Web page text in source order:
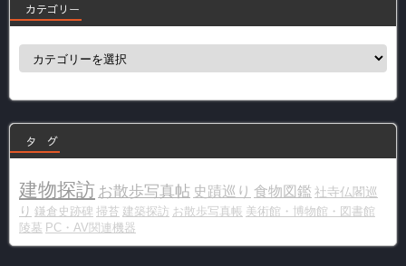
カテゴリー
カ
ー
タ グ
建物探訪 お散歩写真帖 史蹟巡り 食物図鑑 社寺仏閣巡
り 鎌倉史跡碑 掃苔 建築探訪 お散歩写真帳 美術館・博物館・図書館
陵墓 PC・AV関連機器